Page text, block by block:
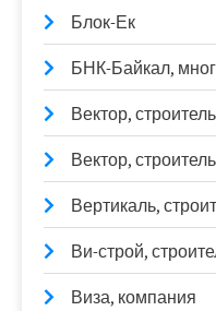
Блок-Ек
БНК-Байкал,
Вектор,
Вектор,
Вертикаль,
Ви-строй,
Виза, компания